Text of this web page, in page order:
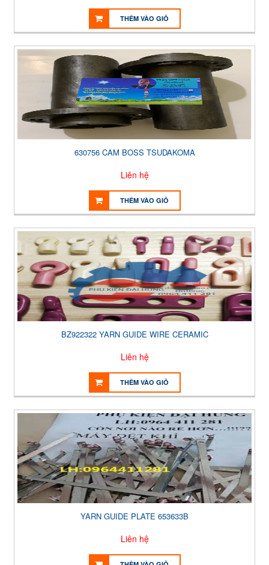
THÊM VÀO GIỎ
630756 CAM BOSS TSUDAKOMA
Liên hệ
THÊM VÀO GIỎ
BZ922322 YARN GUIDE WIRE CERAMIC
Liên hệ
THÊM VÀO GIỎ
YARN GUIDE PLATE 653633B
Liên hệ